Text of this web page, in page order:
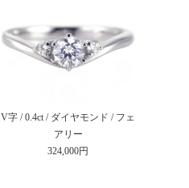
V字 / 0.4ct / ダイヤモンド / フェ
アリー
324,000円